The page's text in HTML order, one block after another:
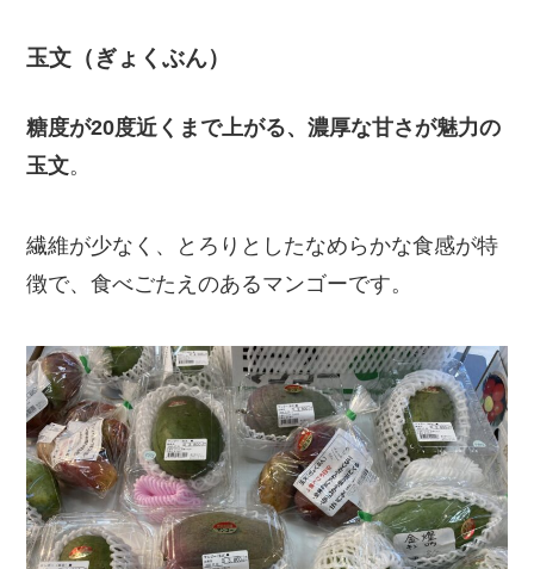
玉文（ぎょくぶん）
糖度が20度近くまで上がる、濃厚な甘さが魅力の
玉文。
繊維が少なく、とろりとしたなめらかな食感が特
徴で、食べごたえのあるマンゴーです。